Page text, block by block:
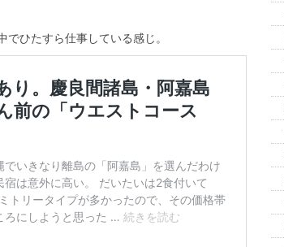
ひたすら仕事している感じ。